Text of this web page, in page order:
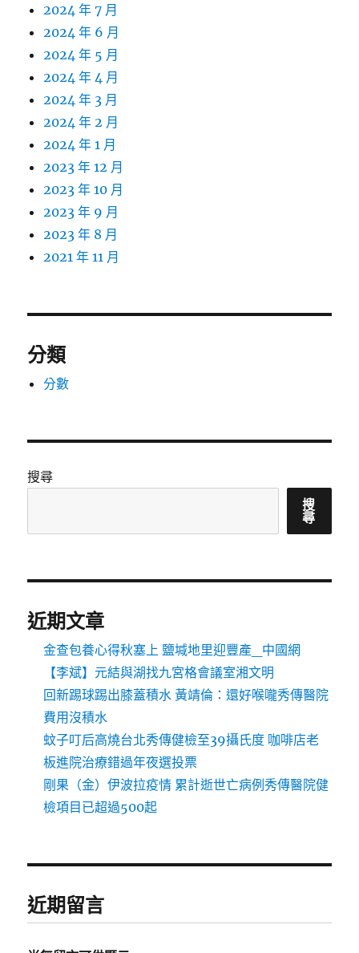
2024 年 7 月
2024 年 6 月
2024 年 5 月
2024 年 4 月
2024 年 3 月
2024 年 2 月
2024 年 1 月
2023 年 12 月
2023 年 10 月
2023 年 9 月
2023 年 8 月
2021 年 11 月
分類
分數
搜尋
搜
尋
近期文章
金查包養心得秋塞上 鹽堿地里迎豐產_中國網
【李斌】元結與湖找九宮格會議室湘文明
回新踢球踢出膝蓋積水 黃靖倫：還好喉嚨秀傳醫院
費用沒積水
蚊子叮后高燒台北秀傳健檢至39攝氏度 咖啡店老
板進院治療錯過年夜選投票
剛果（金）伊波拉疫情 累計逝世亡病例秀傳醫院健
檢項目已超過500起
近期留言